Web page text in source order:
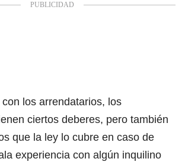
los arrendatarios, los
ciertos deberes, pero también
que la ley lo cubre en caso de
experiencia con algún inquilino